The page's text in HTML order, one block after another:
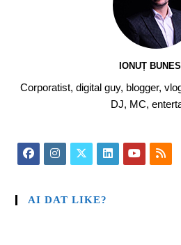
IONUȚ
Corporatist, digital guy, blogger,
DJ, MC,
AI DAT LIKE?